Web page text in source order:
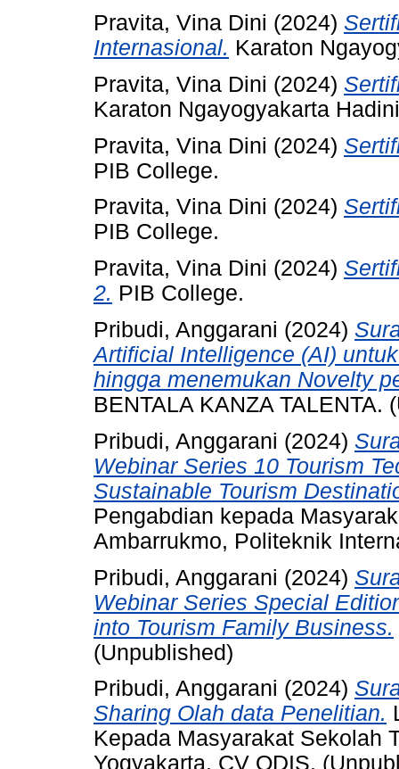
Pravita, Vina Dini (2024)
Internasional. Karaton
Pravita, Vina Dini (2024)
Karaton Ngayogyakarta
Pravita, Vina Dini (2024)
PIB College.
Pravita, Vina Dini (2024)
PIB College.
Pravita, Vina Dini (2024)
2. PIB College.
Pribudi, Anggarani (2024)
Artificial Intelligence (AI)
hingga menemukan Novelty
BENTALA KANZA TALENTA.
Pribudi, Anggarani (2024)
Webinar Series 10 Tourism
Sustainable Tourism
Pengabdian kepada
Ambarrukmo, Politeknik
Pribudi, Anggarani (2024)
Webinar Series Special
into Tourism Family Business.
(Unpublished)
Pribudi, Anggarani (2024)
Sharing Olah data Penelitian.
Kepada Masyarakat Sekolah
Yogyakarta, CV ODIS.